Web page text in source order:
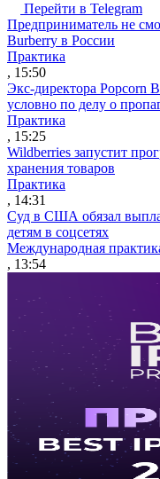
Перейти в Telegram
Предприниматель не
Burberry в России
Практика
, 15:50
Экс-директора Popcorn
условно по делу о
Практика
, 15:25
Wildberries запустит
хранения товаров
Практика
, 14:31
Суд в США обязал
детям в соцсетях
Международная
, 13:54